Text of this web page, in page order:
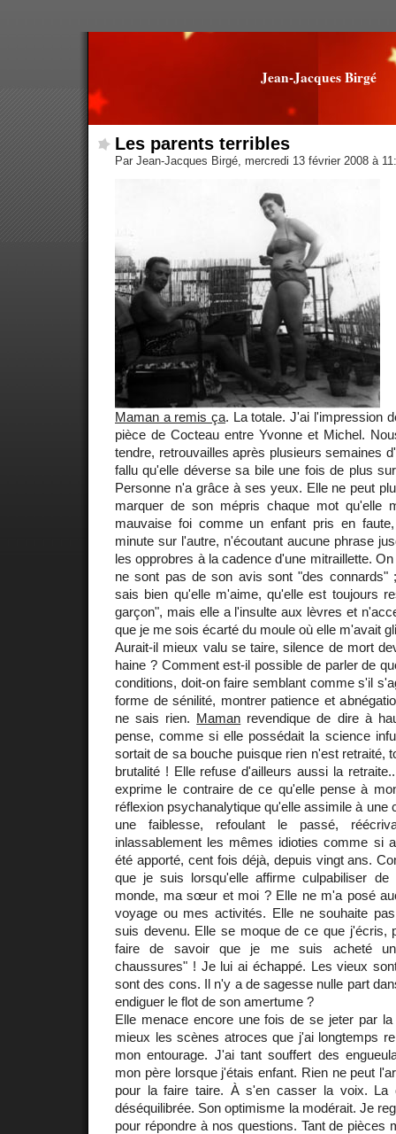
Jean-Jacques Birgé
Les parents terribles
Par Jean-Jacques Birgé, mercredi 13 février 2008 à
Maman a remis ça. La totale. J'ai l'impression
pièce de Cocteau entre Yvonne et Michel.
tendre, retrouvailles après plusieurs semaines
fallu qu'elle déverse sa bile une fois de plus
Personne n'a grâce à ses yeux. Elle ne peut
marquer de son mépris chaque mot qu'elle
mauvaise foi comme un enfant pris en
minute sur l'autre, n'écoutant aucune phrase
les opprobres à la cadence d'une mitraillette.
ne sont pas de son avis sont "des connards"
sais bien qu'elle m'aime, qu'elle est toujours
garçon", mais elle a l'insulte aux lèvres et
que je me sois écarté du moule où elle m'avait
Aurait-il mieux valu se taire, silence de mort
haine ? Comment est-il possible de parler de
conditions, doit-on faire semblant comme s'il
forme de sénilité, montrer patience et
ne sais rien. Maman revendique de dire à
pense, comme si elle possédait la science
sortait de sa bouche puisque rien n'est retraité,
brutalité ! Elle refuse d'ailleurs aussi la
exprime le contraire de ce qu'elle pense à
réflexion psychanalytique qu'elle assimile à une
une faiblesse, refoulant le passé,
inlassablement les mêmes idioties comme si
été apporté, cent fois déjà, depuis vingt ans.
que je suis lorsqu'elle affirme culpabiliser
monde, ma sœur et moi ? Elle ne m'a posé
voyage ou mes activités. Elle ne souhaite
suis devenu. Elle se moque de ce que j'écris,
faire de savoir que je me suis acheté
chaussures" ! Je lui ai échappé. Les vieux
sont des cons. Il n'y a de sagesse nulle part
endiguer le flot de son amertume ?
Elle menace encore une fois de se jeter par
mieux les scènes atroces que j'ai longtemps
mon entourage. J'ai tant souffert des
mon père lorsque j'étais enfant. Rien ne peut
pour la faire taire. À s'en casser la voix. La
déséquilibrée. Son optimisme la modérait. Je
pour répondre à nos questions. Tant de pièces